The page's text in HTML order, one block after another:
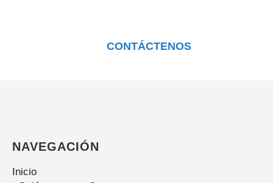
CONTÁCTENOS
NAVEGACIÓN
Inicio